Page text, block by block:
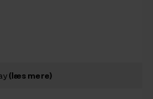
(læs mere)